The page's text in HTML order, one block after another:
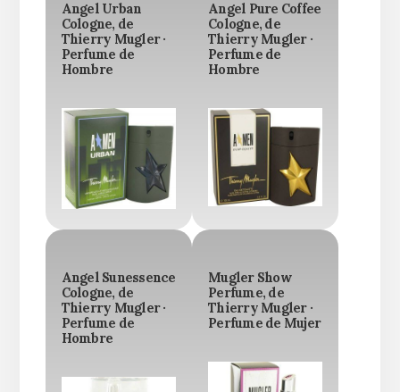
Angel Urban
Cologne, de
Thierry Mugler ·
Perfume de
Hombre
Angel Pure Coffee
Cologne, de
Thierry Mugler ·
Perfume de
Hombre
Angel Sunessence
Cologne, de
Thierry Mugler ·
Perfume de
Hombre
Mugler Show
Perfume, de
Thierry Mugler ·
Perfume de Mujer